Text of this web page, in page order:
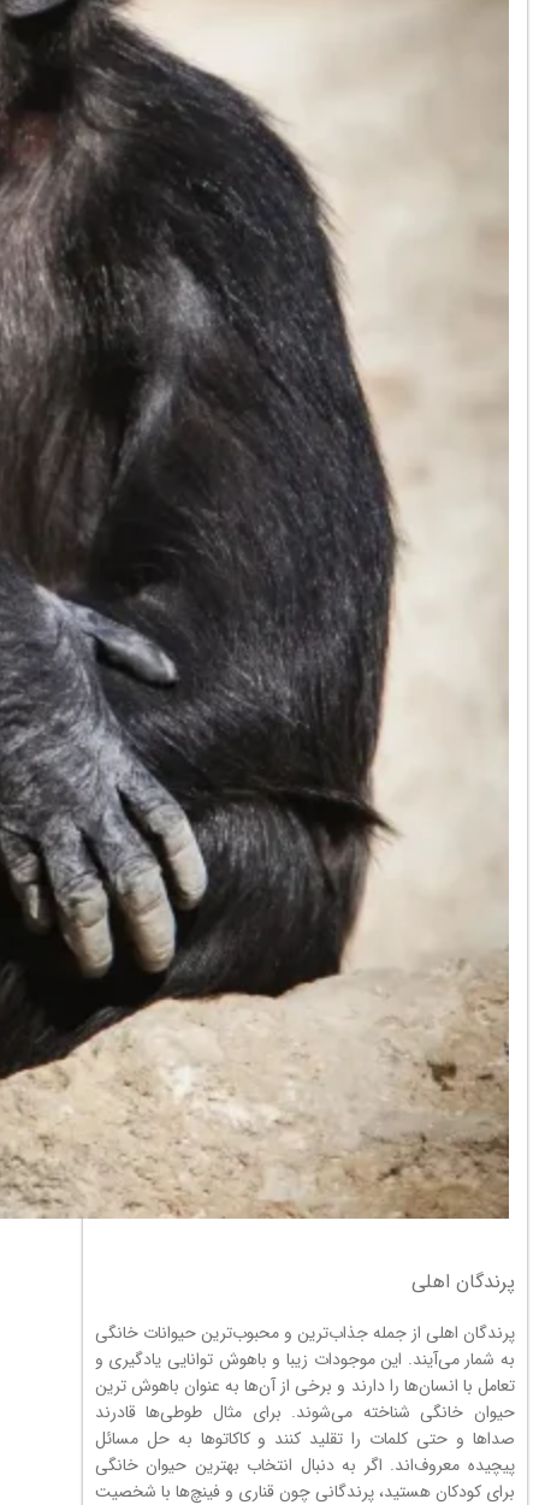
پرندگان اهلی
پرندگان اهلی از جمله جذاب‌ترین و محبوب‌ترین حیوانات خانگی
به شمار می‌آیند. این موجودات زیبا و باهوش توانایی یادگیری و
تعامل با انسان‌ها را دارند و برخی از آن‌ها به عنوان باهوش ترین
حیوان خانگی شناخته می‌شوند. برای مثال طوطی‌ها قادرند
صداها و حتی کلمات را تقلید کنند و کاکاتوها به حل مسائل
پیچیده معروف‌اند. اگر به دنبال انتخاب بهترین حیوان خانگی
برای کودکان هستید، پرندگانی چون قناری و فینچ‌ها با شخصیت